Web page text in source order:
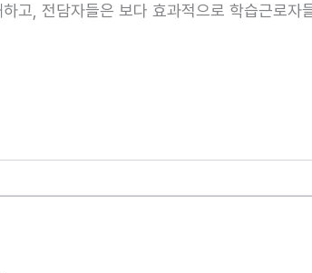
고, 전담자들은 보다 효과적으로 학습근로자